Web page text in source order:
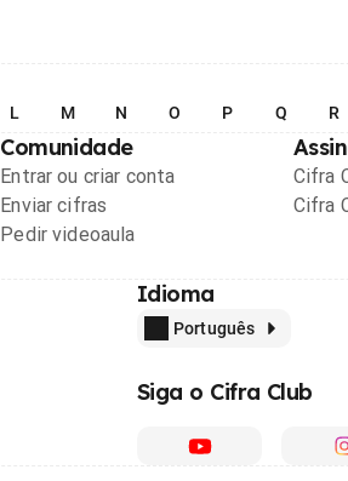
L M N O P Q R
Comunidade
Entrar ou criar conta
Enviar cifras
Pedir videoaula
Cifra
Cifra
Idioma
Português
Siga o Cifra Club